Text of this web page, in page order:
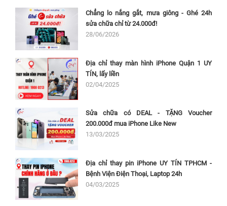
Chẳng lo nắng gắt, mưa giông - Ghé 24h
sửa chữa chỉ từ 24.000đ!
28/06/2026
Địa chỉ thay màn hình iPhone Quận 1 UY
TÍN, lấy liền
02/04/2025
Sửa chữa có DEAL - TẶNG Voucher
200.000đ mua iPhone Like New
13/03/2025
Địa chỉ thay pin iPhone UY TÍN TPHCM -
Bệnh Viện Điện Thoại, Laptop 24h
04/03/2025